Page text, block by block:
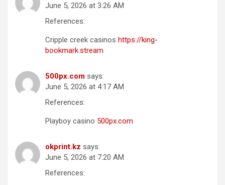
June 5, 2026 at 3:26 AM
References:
Cripple creek casinos https://king-
bookmark.stream
500px.com says:
June 5, 2026 at 4:17 AM
References:
Playboy casino 500px.com
okprint.kz says:
June 5, 2026 at 7:20 AM
References: